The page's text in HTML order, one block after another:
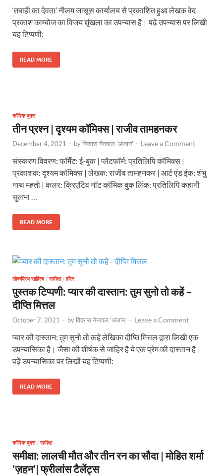
‘तबाही का देवता’ नीलम जासूस कार्यालय से प्रकाशित हुआ लेखक वेद
प्रकाश काम्बोज का विजय शृंखला का उपन्यास है। पढ़ें उपन्यास पर लिखी
यह टिप्पणी:
READ MORE
कॉमिक बुक्स
तीन प्रश्न | दृश्यम कॉमिक्स | राजीव तामहनकर
December 4, 2021 - byविकास नैनवाल 'अंजान' - Leave a Comment
संस्करण विवरण: फॉर्मैट: ई-बुक | प्लैटफॉर्म: प्रतिलिपि कॉमिक्स |
प्रकाशक: दृश्यम कॉमिक्स | लेखक: राजीव तामहनकर | आर्ट एंड इंक: शंभु
नाथ महतो | कलर: क्रिएटिव नॉट कॉमिक बुक लिंक: प्रतिलिपि कहानी
सुलभा …
READ MORE
लोकप्रिय साहित्य/ समीक्षा/ हॉरर
पुस्तक टिप्पणी: प्यार की दास्तान: तुम सुनो तो कहें –
दीप्ति मित्तल
October 7, 2021 - byविकास नैनवाल 'अंजान' - Leave a Comment
प्यार की दास्तान: तुम सुनो तो कहें लेखिका दीप्ति मित्तल द्वारा लिखी एक
उपन्यासिका है। जैसा की शीर्षक से जाहिर है ये एक प्रेम की दास्तान है।
पढ़ें उपन्यासिका पर लिखी यह टिप्पणी:
READ MORE
कॉमिक बुक्स/ समीक्षा
समीक्षा: लालची मौत और तीन रन का सौदा | मोहित शर्मा
‘ज़हन’| फ्रीलांस टैलेंट्स